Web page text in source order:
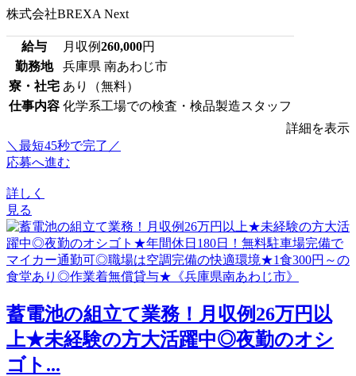
株式会社BREXA Next
給与 月収例260,000円
勤務地
兵庫県 南あわじ市
寮・社宅 あり（無料）
仕事内容 化学系工場での検査・検品製造スタッフ
詳細を表示
＼最短45秒で完了／
応募へ進む
詳しく
見る
蓄電池の組立て業務！月収例26万円以
上★未経験の方大活躍中◎夜勤のオシ
ゴト...